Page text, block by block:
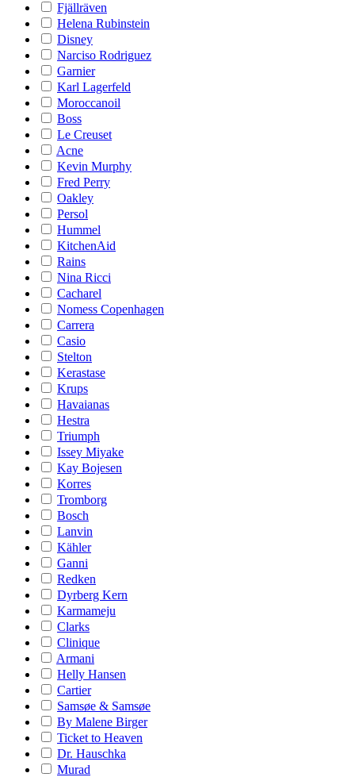
Fjällräven
Helena Rubinstein
Disney
Narciso Rodriguez
Garnier
Karl Lagerfeld
Moroccanoil
Boss
Le Creuset
Acne
Kevin Murphy
Fred Perry
Oakley
Persol
Hummel
KitchenAid
Rains
Nina Ricci
Cacharel
Nomess Copenhagen
Carrera
Casio
Stelton
Kerastase
Krups
Havaianas
Hestra
Triumph
Issey Miyake
Kay Bojesen
Korres
Tromborg
Bosch
Lanvin
Kähler
Ganni
Redken
Dyrberg Kern
Karmameju
Clarks
Clinique
Armani
Helly Hansen
Cartier
Samsøe & Samsøe
By Malene Birger
Ticket to Heaven
Dr. Hauschka
Murad